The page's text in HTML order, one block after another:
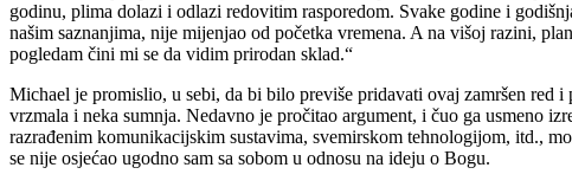
godinu, plima dolazi i odlazi redovitim rasporedom. Svake godine i
našim saznanjima, nije mijenjao od početka vremena. A na višoj razini,
pogledam čini mi se da vidim prirodan sklad.“
Michael je promislio, u sebi, da bi bilo previše pridavati ovaj zamršen red
vrzmala i neka sumnja. Nedavno je pročitao argument, i čuo ga usmeno
razrađenim komunikacijskim sustavima, svemirskom tehnologijom, itd.,
se nije osjećao ugodno sam sa sobom u odnosu na ideju o Bogu.